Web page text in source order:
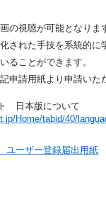
の視聴が可能となりま
された手技を系統的
ることができます。
申請用紙より申請いた
日本版について
Home/tabid/40/
ーザー登録届出用紙